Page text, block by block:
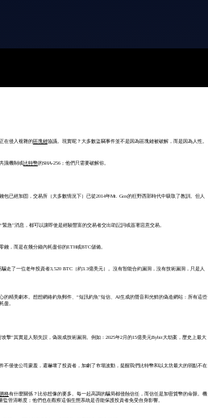
在侵入複雜的區塊鏈協議。現實呢？大多數盜竊事件並不是因為區塊鏈被破解，而是因為人性。
識機制或比特幣的SHA-256；他們只需要破解你。
包已經加固，交易所（大多數情況下）已從2014年Mt. Gox的狂野西部時代中吸取了教訓。但人
急”消息，都可以讓即使是經驗豐富的交易者交出助記詞或簽署惡意交易。
，而是在幾分鐘內耗盡你的ETH或BTC儲備。
走了一位老年投資者3,520 BTC（約3.3億美元）。沒有智能合約漏洞，沒有技術漏洞，只是人
的精美劇本。想想網絡釣魚郵件、“短訊釣魚”短信、AI生成的聲音和光鮮的偽造網站：所有這些
盡。
擊”其實是人類失誤，偽裝成技術漏洞。例如：2025年2月的15億美元Bybit大劫案，歷史上最大
不僅使公司蒙羞，還嚇壞了投資者，加劇了市場波動，提醒我們比特幣和以太坊最大的弱點不在
格有什麼關係？比你想像的要多。每一起高調的騙局都侵蝕信任，而信任是加密貨幣的命脈。機
監管清晰度；他們也在觀察這個生態系統是否能保護投資者免受自身影響。